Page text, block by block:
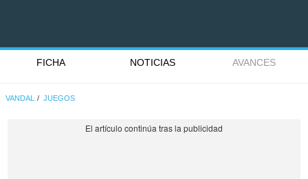
FICHA NOTICIAS AVANCES
VANDAL JUEGOS